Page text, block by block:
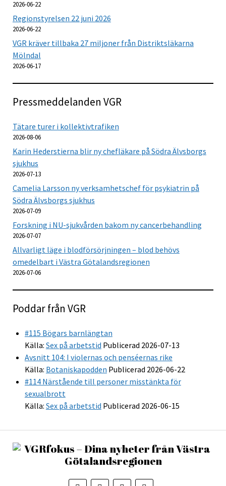
2026-06-22
Regionstyrelsen 22 juni 2026
2026-06-22
VGR kräver tillbaka 27 miljoner från Distriktsläkarna
Mölndal
2026-06-17
Pressmeddelanden VGR
Tätare turer i kollektivtrafiken
2026-08-06
Karin Hederstierna blir ny chefläkare på Södra Älvsborgs
sjukhus
2026-07-13
Camelia Larsson ny verksamhetschef för psykiatrin på
Södra Älvsborgs sjukhus
2026-07-09
Forskning i NU-sjukvården bakom ny cancerbehandling
2026-07-07
Allvarligt läge i blodförsörjningen – blod behövs
omedelbart i Västra Götalandsregionen
2026-07-06
Poddar från VGR
#115 Bögars barnlängtan
Källa: Sex på arbetstid Publicerad 2026-07-13
Avsnitt 104: I violernas och penséernas rike
Källa: Botaniskapodden Publicerad 2026-06-22
#114 Närstående till personer misstänkta för
sexualbrott
Källa: Sex på arbetstid Publicerad 2026-06-15